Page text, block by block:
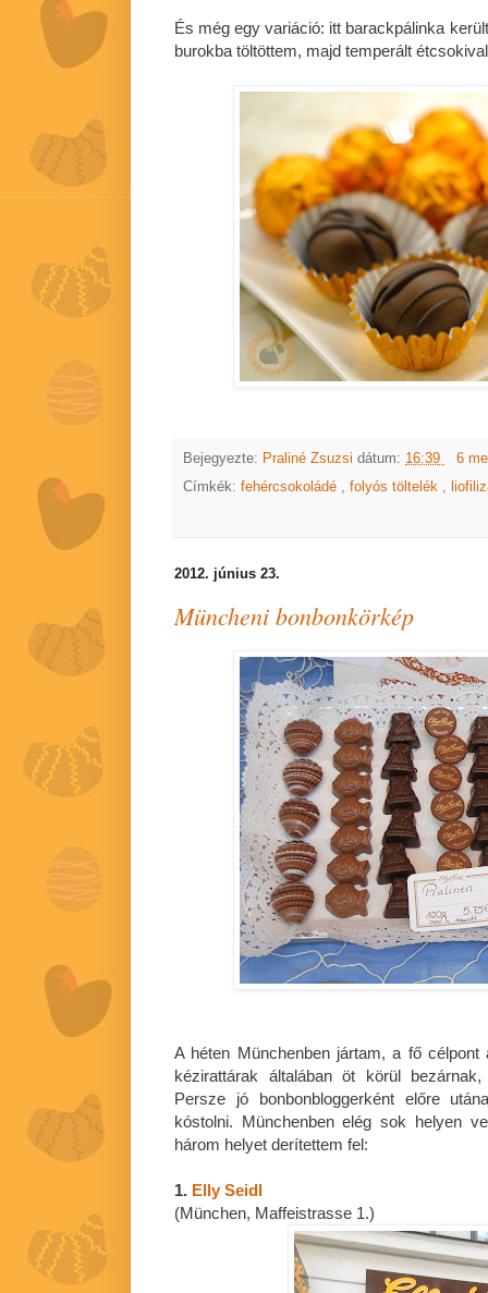
És még egy variáció: itt barackpálinka
burokba töltöttem, majd temperált
Bejegyezte: Praliné Zsuzsi dátum: 16:39
6
Címkék: fehércsokoládé , folyós töltelék ,
2012. június 23.
Müncheni bonbonkörkép
A héten Münchenben jártam, a fő
kézirattárak általában öt körül
Persze jó bonbonbloggerként előre
kóstolni. Münchenben elég sok helyen
három helyet derítettem fel:
1. Elly Seidl
(München, Maffeistrasse 1.)